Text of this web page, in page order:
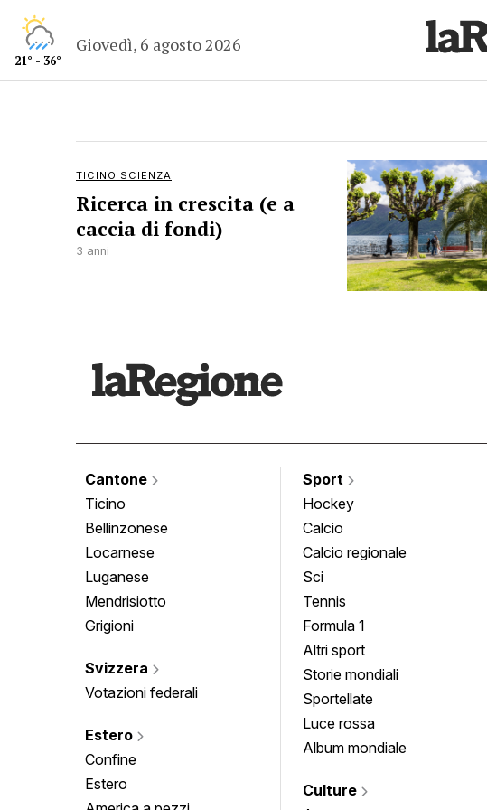
21° - 36°
Giovedì, 6 agosto 2026
TICINO SCIENZA
Ricerca in crescita (e a
caccia di fondi)
3 anni
Cantone
Ticino
Bellinzonese
Locarnese
Luganese
Mendrisiotto
Grigioni
Svizzera
Votazioni federali
Estero
Confine
Estero
Sport
Hockey
Calcio
Calcio regionale
Sci
Tennis
Formula 1
Altri sport
Storie mondiali
Sportellate
Luce rossa
Album mondiale
Culture